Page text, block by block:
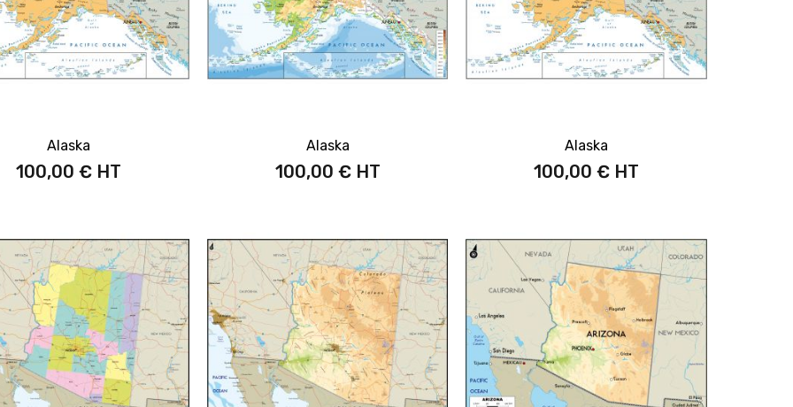
Alaska
100,00 €
Alaska
100,00 €
Alaska
100,00 €